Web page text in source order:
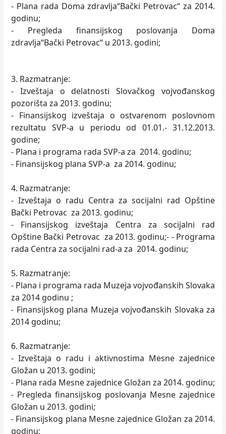
- Plana rada Doma zdravlja“Bački Petrovac“ za 2014.
godinu;
- Pregleda finansijskog poslovanja Doma
zdravlja“Bački Petrovac“ u 2013. godini;
3. Razmatranje:
- Izveštaja o delatnosti Slovačkog vojvođanskog
pozorišta za 2013. godinu;
- Finansijskog izveštaja o ostvarenom poslovnom
rezultatu SVP-a u periodu od 01.01.- 31.12.2013.
godine;
- Plana i programa rada SVP-a za 2014. godinu;
- Finansijskog plana SVP-a za 2014. godinu;
4. Razmatranje:
- Izveštaja o radu Centra za socijalni rad Opštine
Bački Petrovac za 2013. godinu;
- Finansijskog izveštaja Centra za socijalni rad
Opštine Bački Petrovac za 2013. godinu;- - Programa
rada Centra za socijalni rad-a za 2014. godinu;
5. Razmatranje:
- Plana i programa rada Muzeja vojvođanskih Slovaka
za 2014 godinu ;
- Finansijskog plana Muzeja vojvođanskih Slovaka za
2014 godinu;
6. Razmatranje:
- Izveštaja o radu i aktivnostima Mesne zajednice
Gložan u 2013. godini;
- Plana rada Mesne zajednice Gložan za 2014. godinu;
- Pregleda finansijskog poslovanja Mesne zajednice
Gložan u 2013. godini;
- Finansijskog plana Mesne zajednice Gložan za 2014.
godinu;